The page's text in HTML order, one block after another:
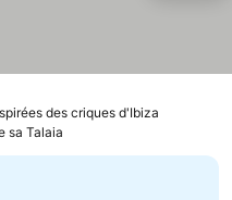
des criques d'Ibiza
sa Talaia